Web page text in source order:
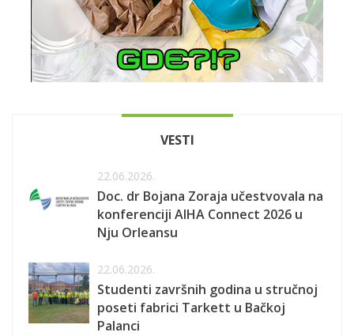
VESTI
22.06.2026.
Doc. dr Bojana Zoraja učestvovala na
konferenciji AIHA Connect 2026 u
Nju Orleansu
22.06.2026.
Studenti završnih godina u stručnoj
poseti fabrici Tarkett u Bačkoj
Palanci